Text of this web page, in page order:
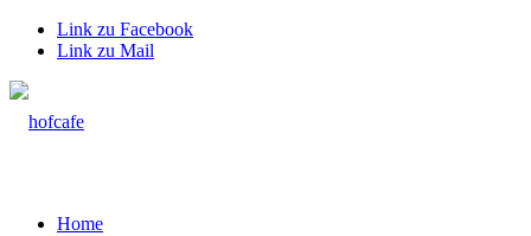
Link zu Facebook
Link zu Mail
Home